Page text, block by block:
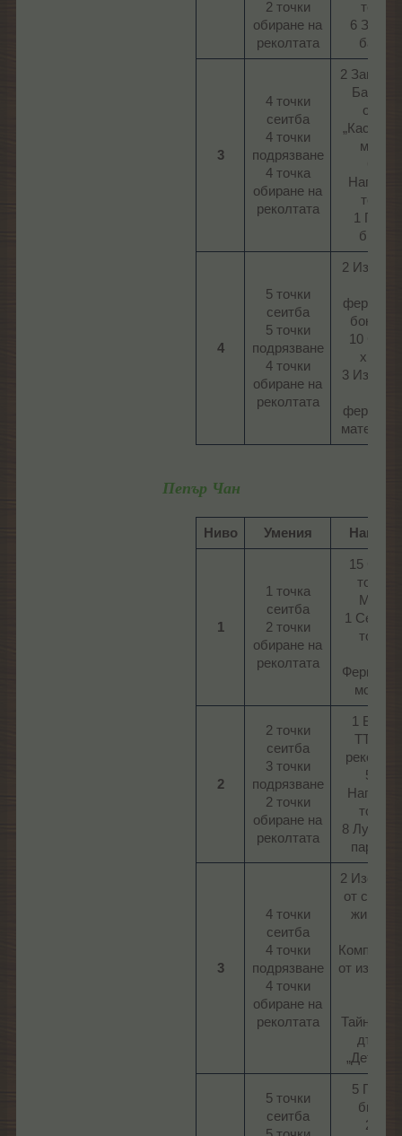
2 точки
обиране на
реколтата​
токен
6
банан​
3
4 точки
сеитба
4 точки
подрязване
4 точка
обиране на
реколтата​
2
Бахама-
обор
море“
точки
1 Парти
билет​
4
5 точки
сеитба
5 точки
подрязване
4 точки
обиране на
реколтата​
2
бонуси
10
храна
3
Пепър Чан
Ниво Умения Награда
1
1 точка
сеитба
2 точки
обиране на
реколтата​
15 Спец.
тор на
Мими
1
токен
монета​
2
2 точки
сеитба
3 точки
подрязване
2 точки
обиране на
реколтата​
1 Бонус
ТТО за
реколта
595
точки
8
парфюм​
3
4 точки
сеитба
4 точки
подрязване
4 точки
обиране на
реколтата​
2
от
животни
от
дърво
5 точки
сеитба
5 Парти
билет
210